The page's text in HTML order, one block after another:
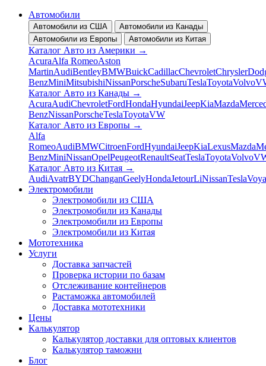
Автомобили
Автомобили из США
Автомобили из Канады
Автомобили из Европы
Автомобили из Китая
Каталог Авто из Америки →
AcuraAlfa RomeoAston
MartinAudiBentleyBMWBuickCadillacChevroletChrysler
BenzMiniMitsubishiNissanPorscheSubaruTeslaToyotaVolvo
Каталог Авто из Канады →
AcuraAudiChevroletFordHondaHyundaiJeepKiaMazda
BenzNissanPorscheTeslaToyotaVW
Каталог Авто из Европы →
Alfa
RomeoAudiBMWCitroenFordHyundaiJeepKiaLexusMazda
BenzMiniNissanOpelPeugeotRenaultSeatTeslaToyotaVolvo
Каталог Авто из Китая →
AudiAvatrBYDChanganGeelyHondaJetourLiNissanTesla
Электромобили
Электромобили из США
Электромобили из Канады
Электромобили из Европы
Электромобили из Китая
Мототехника
Услуги
Доставка запчастей
Проверка истории по базам
Отслеживание контейнеров
Растаможка автомобилей
Доставка мототехники
Цены
Калькулятор
Калькулятор доставки для оптовых клиентов
Калькулятор таможни
Блог